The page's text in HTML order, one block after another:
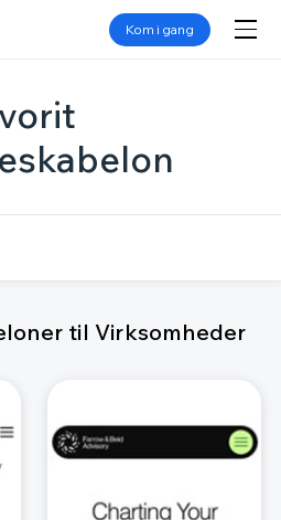
Kom i gang
til Virksomheder